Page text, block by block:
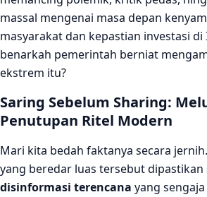
massal mengenai masa depan
masyarakat dan kepastian investasi
benarkah pemerintah berniat
ekstrem itu?
Saring Sebelum Sharing:
Penutupan Ritel Modern
Mari kita bedah faktanya secara
yang beredar luas tersebut dipastikan
disinformasi terencana yang